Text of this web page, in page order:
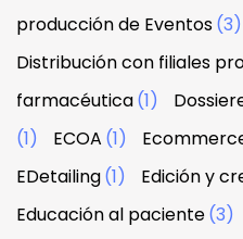
producción de Eventos(3)
Distribución con filiales
farmacéutica(1)
(1)
ECOA (1)
EDetailing(1) Edición y
Educación al paciente(3)